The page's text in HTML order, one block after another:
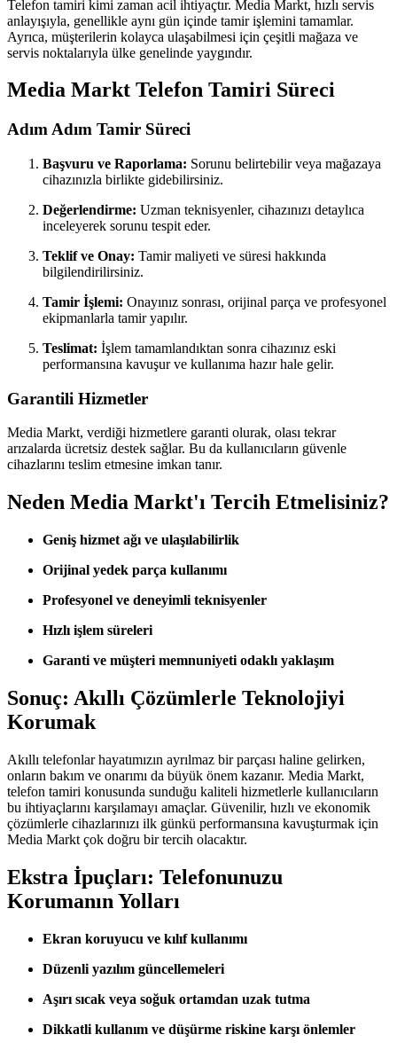
Telefon tamiri kimi zaman acil ihtiyaçtır. Media Markt, hızlı servis
anlayışıyla, genellikle aynı gün içinde tamir işlemini tamamlar.
Ayrıca, müşterilerin kolayca ulaşabilmesi için çeşitli mağaza ve
servis noktalarıyla ülke genelinde yaygındır.
Media Markt Telefon Tamiri Süreci
Adım Adım Tamir Süreci
Başvuru ve Raporlama: Sorunu belirtebilir veya mağazaya
cihazınızla birlikte gidebilirsiniz.
Değerlendirme: Uzman teknisyenler, cihazınızı detaylıca
inceleyerek sorunu tespit eder.
Teklif ve Onay: Tamir maliyeti ve süresi hakkında
bilgilendirilirsiniz.
Tamir İşlemi: Onayınız sonrası, orijinal parça ve profesyonel
ekipmanlarla tamir yapılır.
Teslimat: İşlem tamamlandıktan sonra cihazınız eski
performansına kavuşur ve kullanıma hazır hale gelir.
Garantili Hizmetler
Media Markt, verdiği hizmetlere garanti olurak, olası tekrar
arızalarda ücretsiz destek sağlar. Bu da kullanıcıların güvenle
cihazlarını teslim etmesine imkan tanır.
Neden Media Markt'ı Tercih Etmelisiniz?
Geniş hizmet ağı ve ulaşılabilirlik
Orijinal yedek parça kullanımı
Profesyonel ve deneyimli teknisyenler
Hızlı işlem süreleri
Garanti ve müşteri memnuniyeti odaklı yaklaşım
Sonuç: Akıllı Çözümlerle Teknolojiyi
Korumak
Akıllı telefonlar hayatımızın ayrılmaz bir parçası haline gelirken,
onların bakım ve onarımı da büyük önem kazanır. Media Markt,
telefon tamiri konusunda sunduğu kaliteli hizmetlerle kullanıcıların
bu ihtiyaçlarını karşılamayı amaçlar. Güvenilir, hızlı ve ekonomik
çözümlerle cihazlarınızı ilk günkü performansına kavuşturmak için
Media Markt çok doğru bir tercih olacaktır.
Ekstra İpuçları: Telefonunuzu
Korumanın Yolları
Ekran koruyucu ve kılıf kullanımı
Düzenli yazılım güncellemeleri
Aşırı sıcak veya soğuk ortamdan uzak tutma
Dikkatli kullanım ve düşürme riskine karşı önlemler